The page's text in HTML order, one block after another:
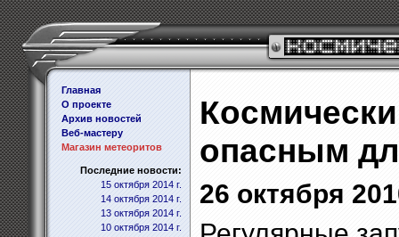
Главная
О проекте
Архив новостей
Веб-мастеру
Магазин метеоритов
Последние новости:
15 октября 2014 г.
14 октября 2014 г.
13 октября 2014 г.
10 октября 2014 г.
опасным
26 октября